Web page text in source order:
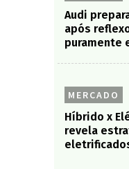
Audi
após
puramente
MERCADO
Híbrido x
revela